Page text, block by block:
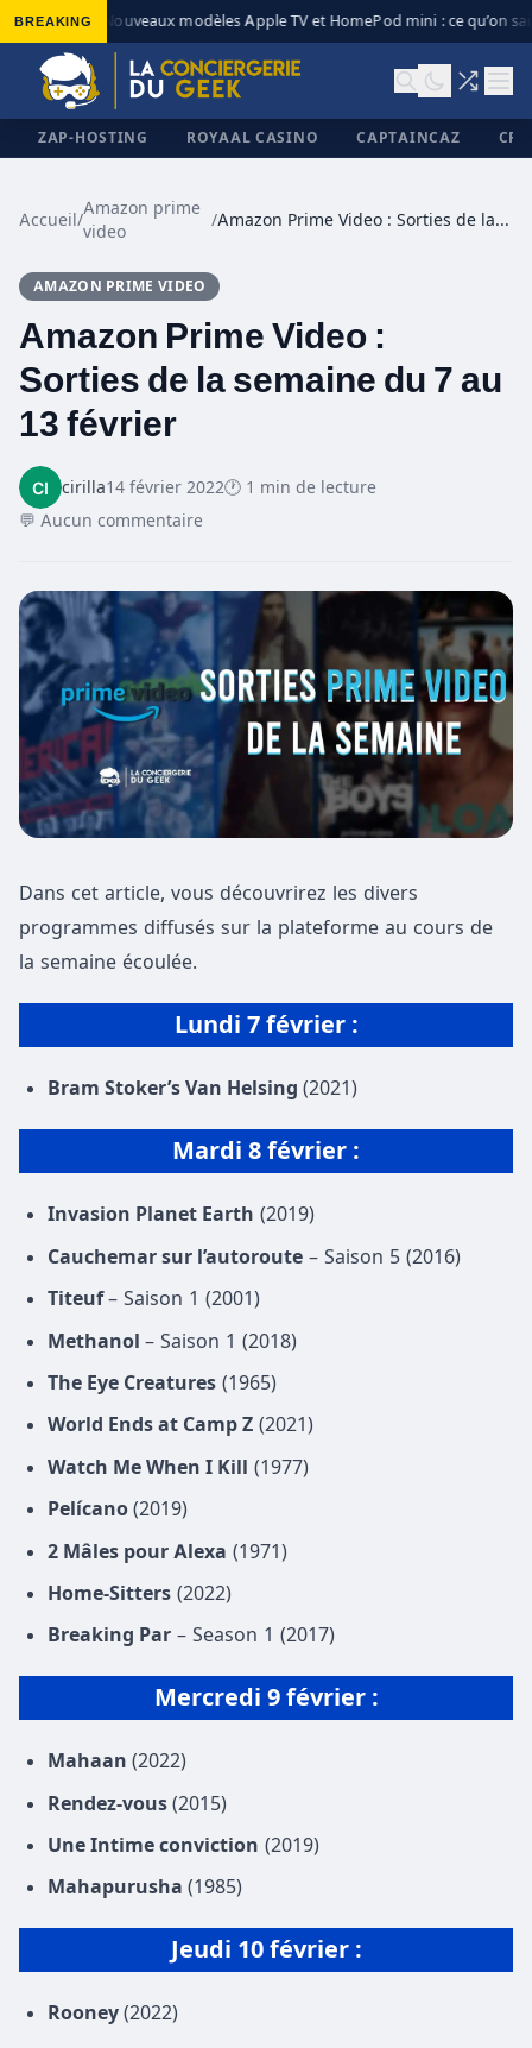
BREAKING
◆ Nouveaux modèles Apple TV et HomePod mini : ce qu’on
ZAP-HOSTING ROYAAL CASINO CAPTAINCAZ
Accueil/
Amazon prime
video
/ Amazon Prime Video : Sorties de la semaine du 7 au 13 février
AMAZON PRIME VIDEO
Amazon Prime Video :
Sorties de la semaine du 7 au
13 février
cirilla14 février 2022🕐 1 min de lecture
💬 Aucun commentaire
Dans cet article, vous découvrirez les divers
programmes diffusés sur la plateforme au cours de
la semaine écoulée.
Lundi 7 février :
Bram Stoker’s Van Helsing (2021)
Mardi 8 février :
Invasion Planet Earth (2019)
Cauchemar sur l’autoroute – Saison 5 (2016)
Titeuf– Saison 1 (2001)
Methanol – Saison 1 (2018)
The Eye Creatures (1965)
World Ends at Camp Z (2021)
Watch Me When I Kill (1977)
Pelícano (2019)
2 Mâles pour Alexa (1971)
Home-Sitters (2022)
Breaking Par – Season 1 (2017)
Mercredi 9 février :
Mahaan (2022)
Rendez-vous (2015)
Une Intime conviction (2019)
Mahapurusha (1985)
Jeudi 10 février :
Rooney (2022)